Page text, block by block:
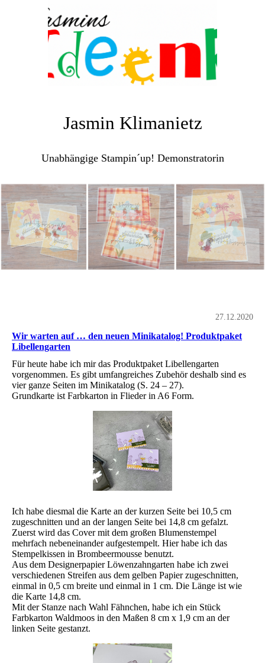
Jasmin Klimanietz
Unabhängige Stampin´up! Demonstratorin
27.12.2020
Wir warten auf … den neuen Minikatalog! Produktpaket
Libellengarten
Für heute habe ich mir das Produktpaket Libellengarten
vorgenommen. Es gibt umfangreiches Zubehör deshalb sind es
vier ganze Seiten im Minikatalog (S. 24 – 27).
Grundkarte ist Farbkarton in Flieder in A6 Form.
Ich habe diesmal die Karte an der kurzen Seite bei 10,5 cm
zugeschnitten und an der langen Seite bei 14,8 cm gefalzt.
Zuerst wird das Cover mit dem großen Blumenstempel
mehrfach nebeneinander aufgestempelt. Hier habe ich das
Stempelkissen in Brombeermousse benutzt.
Aus dem Designerpapier Löwenzahngarten habe ich zwei
verschiedenen Streifen aus dem gelben Papier zugeschnitten,
einmal in 0,5 cm breite und einmal in 1 cm. Die Länge ist wie
die Karte 14,8 cm.
Mit der Stanze nach Wahl Fähnchen, habe ich ein Stück
Farbkarton Waldmoos in den Maßen 8 cm x 1,9 cm an der
linken Seite gestanzt.